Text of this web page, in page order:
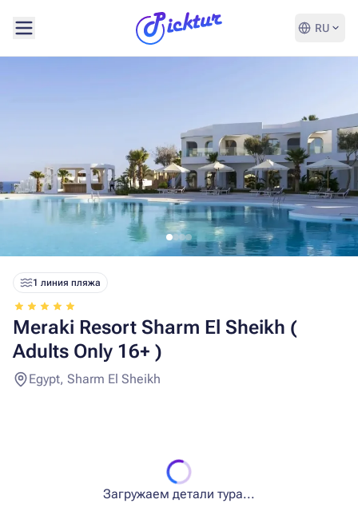
RU
1 линия пляжа
Meraki Resort Sharm El Sheikh (
Adults Only 16+ )
Egypt, Sharm El Sheikh
Загружаем детали тура...